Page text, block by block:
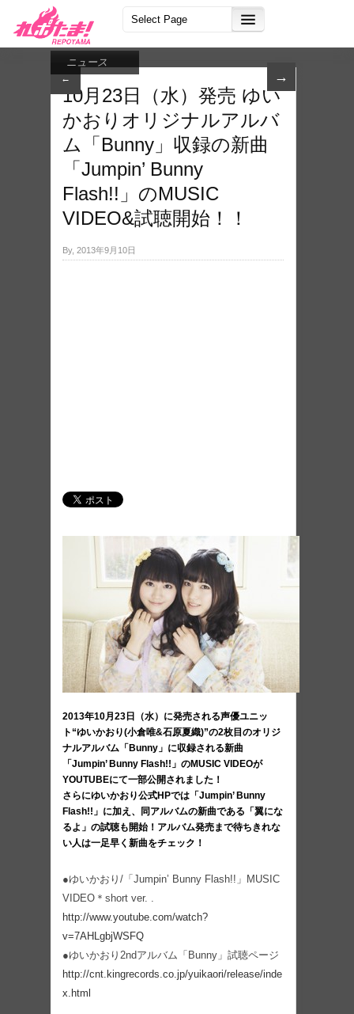
← →
ニュース
10月23日（水）発売 ゆい
かおりオリジナルアルバ
ム「Bunny」収録の新曲
「Jumpin’ Bunny
Flash!!」のMUSIC
VIDEO&試聴開始！！
By, 2013年9月10日
2013年10月23日（水）に発売される声優ユニッ
ト“ゆいかおり(小倉唯&石原夏織)”の2枚目のオリジ
ナルアルバム「Bunny」に収録される新曲
「Jumpin’ Bunny Flash!!」のMUSIC VIDEOが
YOUTUBEにて一部公開されました！
さらにゆいかおり公式HPでは「Jumpin’ Bunny
Flash!!」に加え、同アルバムの新曲である「翼にな
るよ」の試聴も開始！アルバム発売まで待ちきれな
い人は一足早く新曲をチェック！
●ゆいかおり/「Jumpin’ Bunny Flash!!」MUSIC
VIDEO＊short ver. .
http://www.youtube.com/watch?
v=7AHLgbjWSFQ
●ゆいかおり2ndアルバム「Bunny」試聴ページ
http://cnt.kingrecords.co.jp/yuikaori/release/inde
x.html